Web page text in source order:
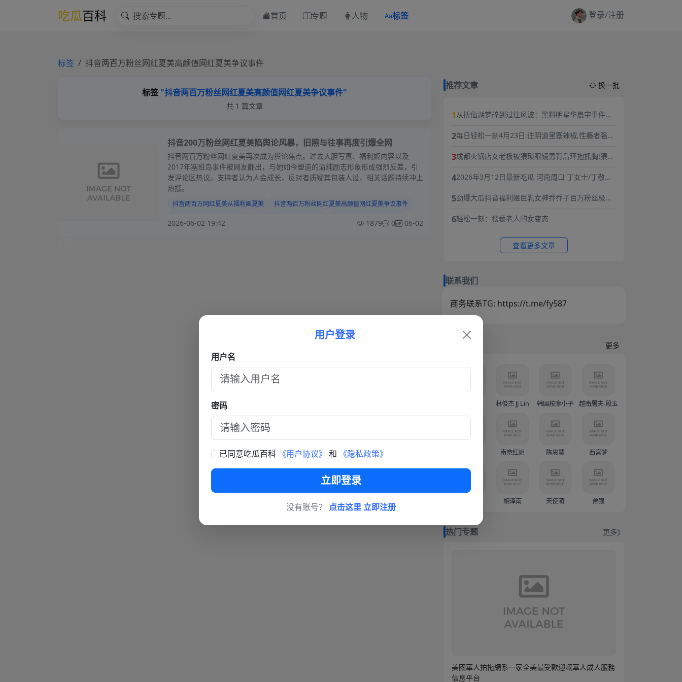
吃瓜百科 首页 专题 人物 标签 登录/注册
标签 抖音两百万粉丝网红夏美高颜值网红夏美争议事件
标签 "抖音两百万粉丝网红夏美高颜值网红夏美争议事件"
共 1 篇文章
抖音200万粉丝网红夏美陷舆论风暴，旧照与往事再度引爆全网
抖音两百万粉丝网红夏美再次成为舆论焦点。过去大胆写真、福利姬内容以及
2017年塞班岛事件被网友翻出，与她如今塑造的清纯励志形象形成强烈反差，引
发评论区热议。支持者认为人会成长，反对者质疑其包装人设，相关话题持续冲上
热搜。
抖音两百万网红夏美从福利姬夏美
抖音两百万粉丝网红夏美高颜值网红夏美争议事件
2026-06-02 19:42 1879 0 06-02
推荐文章 换一批
1从抚仙湖梦碎到过往风波：黑料明星华晨宇事件复
2每日轻松一刻4月23日:往阴道里塞辣椒,性瘾者强奸
3成都火锅店女老板被猥琐眼镜男背后环抱抓胸!猥琐
掌扇飞眼镜！
42026年3月12日最新吃瓜 河南周口 丁女士/丁敬芝
望中生下了孩子 长期SM暴力虐待囚禁
5劲爆大瓜抖音福利姬巨乳女神乔乔子百万粉丝极品
弟们快来感受榜一大哥的快乐体验
6轻松一刻：猥亵老人的女变态
查看更多文章
联系我们
商务联系TG: https://t.me/fy587
更多
林俊杰 JJ Lin 韩国按摩小子 越南屠夫-段玉创（Doàn Văn Sáng）
南京红姐 陈思慧 西宫梦
相泽南 天使萌 曾强
热门专题 更多》
美國華人拍拖網系一家全美最受歡迎嘅華人成人服務
信息平台
用户登录
用户名
密码
已同意吃瓜百科 《用户协议》 和 《隐私政策》
立即登录
没有账号？ 点击这里 立即注册